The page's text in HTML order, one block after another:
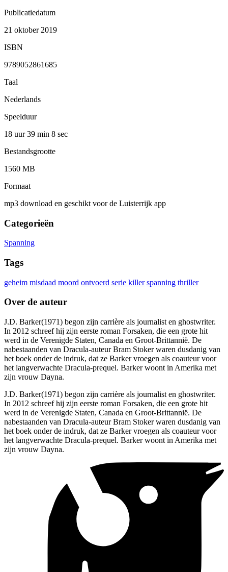
Publicatiedatum
21 oktober 2019
ISBN
9789052861685
Taal
Nederlands
Speelduur
18 uur 39 min 8 sec
Bestandsgrootte
1560 MB
Formaat
mp3 download en geschikt voor de Luisterrijk app
Categorieën
Spanning
Tags
geheim misdaad moord ontvoerd serie killer spanning thriller
Over de auteur
J.D. Barker(1971) begon zijn carrière als journalist en ghostwriter.
In 2012 schreef hij zijn eerste roman Forsaken, die een grote hit
werd in de Verenigde Staten, Canada en Groot-Brittannië. De
nabestaanden van Dracula-auteur Bram Stoker waren dusdanig van
het boek onder de indruk, dat ze Barker vroegen als coauteur voor
het langverwachte Dracula-prequel. Barker woont in Amerika met
zijn vrouw Dayna.
J.D. Barker(1971) begon zijn carrière als journalist en ghostwriter.
In 2012 schreef hij zijn eerste roman Forsaken, die een grote hit
werd in de Verenigde Staten, Canada en Groot-Brittannië. De
nabestaanden van Dracula-auteur Bram Stoker waren dusdanig van
het boek onder de indruk, dat ze Barker vroegen als coauteur voor
het langverwachte Dracula-prequel. Barker woont in Amerika met
zijn vrouw Dayna.